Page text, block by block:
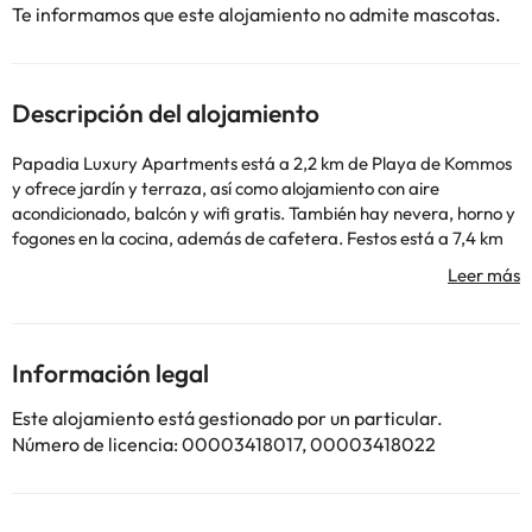
Te informamos que este alojamiento no admite mascotas.
Descripción del alojamiento
Papadia Luxury Apartments está a 2,2 km de Playa de Kommos
y ofrece jardín y terraza, así como alojamiento con aire
acondicionado, balcón y wifi gratis. También hay nevera, horno y
fogones en la cocina, además de cafetera. Festos está a 7,4 km
del alojamiento, y Museum of Cretan Ethnology está a 10 km. El
aeropuerto (Aeropuerto internacional de Heraclión) está a 60
o soltera ni fiestas similares. Informa a con antelación de tu hora
prevista de llegada. Para ello, puedes utilizar el apartado de
peticiones especiales al hacer la reserva o ponerte en contacto
directamente con el alojamiento. Los datos de contacto
Información legal
Este alojamiento está gestionado por un particular.
Número de licencia: 00003418017, 00003418022